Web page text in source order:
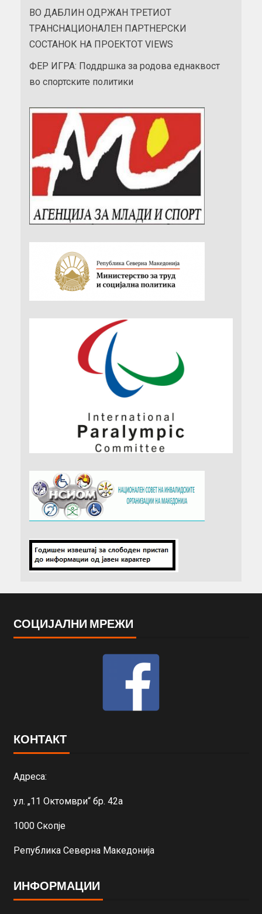
ВО ДАБЛИН ОДРЖАН ТРЕТИОТ
ТРАНСНАЦИОНАЛЕН ПАРТНЕРСКИ
СОСТАНОК НА ПРОЕКТОТ VIEWS
ФЕР ИГРА: Поддршка за родова еднаквост
во спортските политики
СОЦИЈАЛНИ МРЕЖИ
КОНТАКТ
Адреса:
ул. „11 Октомври“ бр. 42а
1000 Скопје
Република Северна Македонија
ИНФОРМАЦИИ